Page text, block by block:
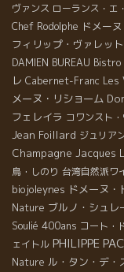
ヴァンス ローランス・エ
Chef Rodolphe ドメー
フィリップ・ヴァレット
DAMIEN BUREAU Bistro
レ Cabernet-Franc Les
メーヌ・リショーム
フェレイラ コワンスト
Jean Foillard ジュリア
Champagne Jacques
鳥・しのり 台湾自然派ワ
biojoleynes ドメーヌ・
Nature ブルノ・シュレ
Soulié 400ans コート・
ェイトル PHILIPPE
Nature ル・タン・デ・